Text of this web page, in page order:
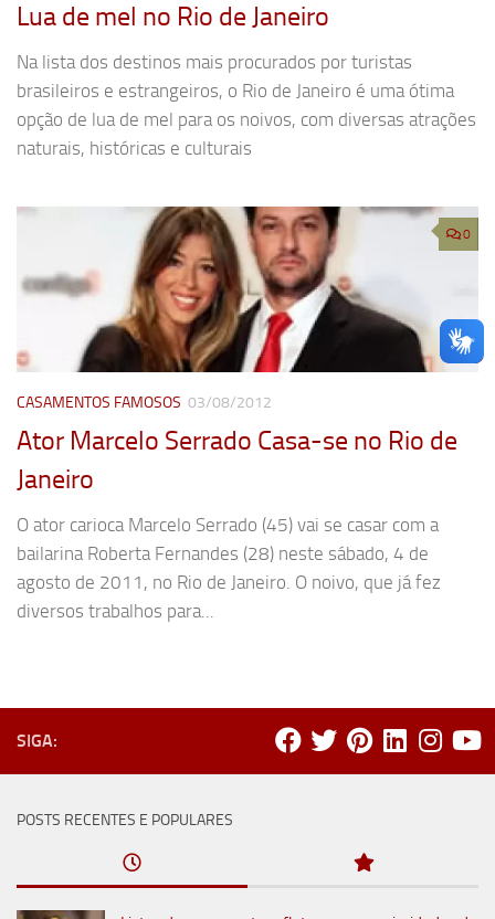
Lua de mel no Rio de Janeiro
Na lista dos destinos mais procurados por turistas
brasileiros e estrangeiros, o Rio de Janeiro é uma ótima
opção de lua de mel para os noivos, com diversas atrações
naturais, históricas e culturais
0
CASAMENTOS FAMOSOS 03/08/2012
Ator Marcelo Serrado Casa-se no Rio de
Janeiro
O ator carioca Marcelo Serrado (45) vai se casar com a
bailarina Roberta Fernandes (28) neste sábado, 4 de
agosto de 2011, no Rio de Janeiro. O noivo, que já fez
diversos trabalhos para...
SIGA:
POSTS RECENTES E POPULARES